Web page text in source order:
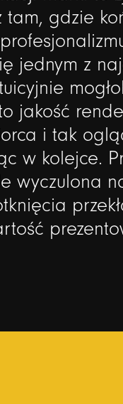
tam, gdzie
jednym z
jakość
i tak
w kolejce.
wyczulona